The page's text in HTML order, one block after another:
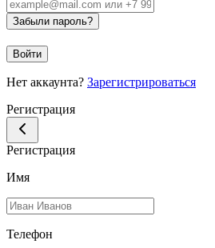
Забыли пароль?
Войти
Нет аккаунта? Зарегистрироваться
Регистрация
Регистрация
Имя
Телефон